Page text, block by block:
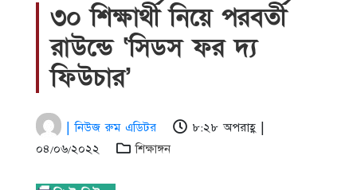
৩০ শিক্ষার্থী নিয়ে পরবর্তী
রাউন্ডে ‘সিডস ফর দ্য
ফিউচার’
| নিউজ রুম এডিটর
৮:২৮ অপরাহ্ণ |
০৪/০৬/২০২২
শিক্ষাঙ্গন